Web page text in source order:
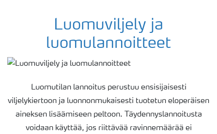
Luomuviljely ja
luomulannoitteet
Luomutilan lannoitus perustuu ensisijaisesti
viljelykiertoon ja luonnonmukaisesti tuotetun eloperäisen
aineksen lisäämiseen peltoon. Täydennyslannoitusta
voidaan käyttää, jos riittävää ravinnemäärää ei